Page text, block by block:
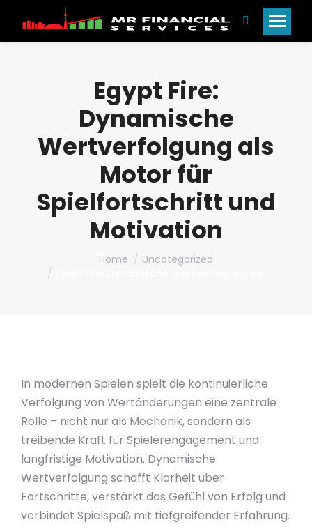
Search:
Egypt Fire:
Dynamische
Wertverfolgung als
Motor für
Spielfortschritt und
Motivation
Home
Uncategorized
In modernen Spielen spielt die kontinuierliche
Verfolgung von Wertänderungen eine zentrale
Rolle – nicht nur als Mechanik, sondern als
treibende Kraft für Spielerengagement und
langfristige Motivation. Dynamische
Wertverfolgung schafft Klarheit über
Fortschritte, verstärkt das Gefühl von Erfolg und
verbindet Spielspaß mit tiefgreifender Erfahrung.